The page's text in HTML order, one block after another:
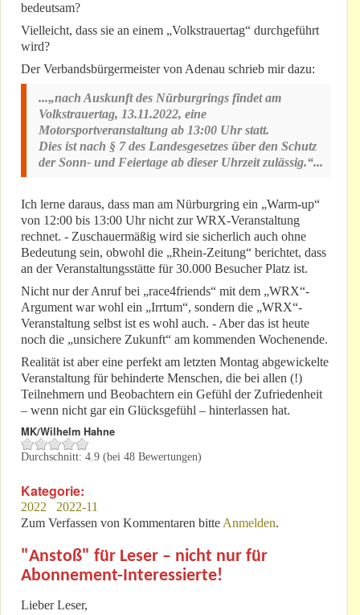
bedeutsam?
Vielleicht, dass sie an einem „Volkstrauertag“ durchgeführt
wird?
Der Verbandsbürgermeister von Adenau schrieb mir dazu:
...„nach Auskunft des Nürburgrings findet am
Volkstrauertag, 13.11.2022, eine
Motorsportveranstaltung ab 13:00 Uhr statt.
Dies ist nach § 7 des Landesgesetzes über den Schutz
der Sonn- und Feiertage ab dieser Uhrzeit zulässig.“...
Ich lerne daraus, dass man am Nürburgring ein „Warm-up“
von 12:00 bis 13:00 Uhr nicht zur WRX-Veranstaltung
rechnet. - Zuschauermäßig wird sie sicherlich auch ohne
Bedeutung sein, obwohl die „Rhein-Zeitung“ berichtet, dass
an der Veranstaltungsstätte für 30.000 Besucher Platz ist.
Nicht nur der Anruf bei „race4friends“ mit dem „WRX“-
Argument war wohl ein „Irrtum“, sondern die „WRX“-
Veranstaltung selbst ist es wohl auch. - Aber das ist heute
noch die „unsichere Zukunft“ am kommenden Wochenende.
Realität ist aber eine perfekt am letzten Montag abgewickelte
Veranstaltung für behinderte Menschen, die bei allen (!)
Teilnehmern und Beobachtern ein Gefühl der Zufriedenheit
– wenn nicht gar ein Glücksgefühl – hinterlassen hat.
MK/Wilhelm Hahne
Durchschnitt: 4.9 (bei 48 Bewertungen)
Kategorie:
2022
2022-11
Zum Verfassen von Kommentaren bitte Anmelden.
"Anstoß" für Leser – nicht nur für
Abonnement-Interessierte!
Lieber Leser,